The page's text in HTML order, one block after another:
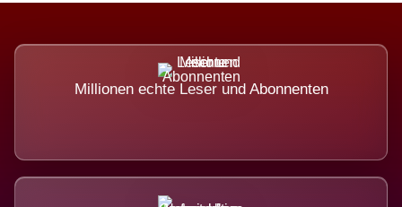
Millionen echte Leser und Abonnenten